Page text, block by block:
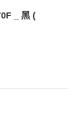
_ 黑 (